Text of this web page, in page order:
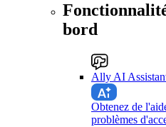
bord
Ally AI
Obtenez de
problèmes